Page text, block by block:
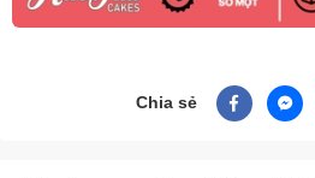
Chia sẻ